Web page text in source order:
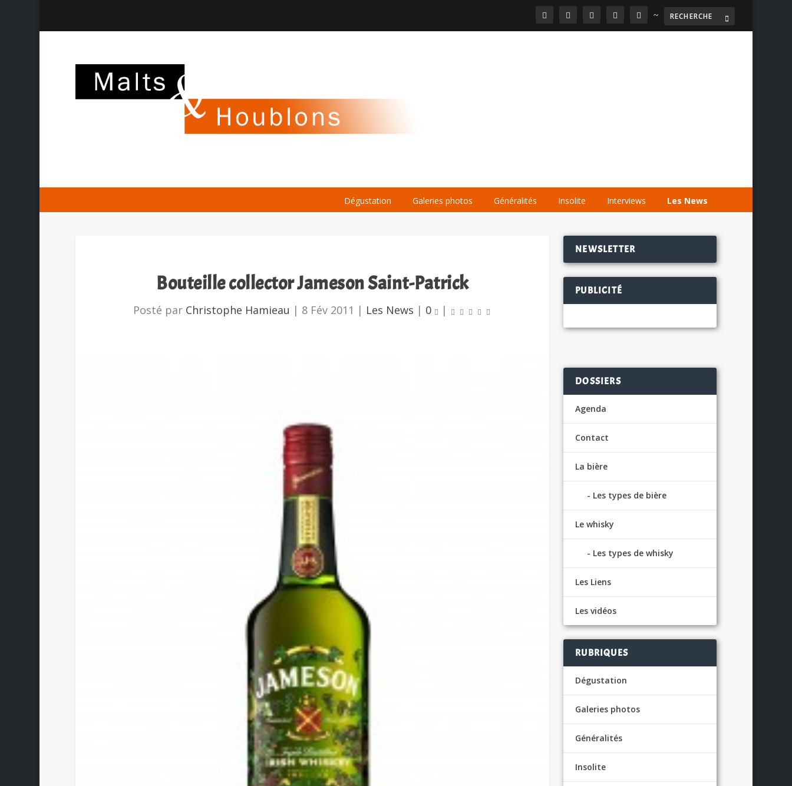
~
Dégustation Galeries photos Généralités Insolite Interviews Les News
Bouteille collector Jameson Saint-Patrick
Posté par Christophe Hamieau | 8 Fév 2011 | Les News | 0 |
NEWSLETTER
PUBLICITÉ
DOSSIERS
Agenda
Contact
La bière
Les types de bière
Le whisky
Les types de whisky
Les Liens
Les vidéos
RUBRIQUES
Dégustation
Galeries photos
Généralités
Insolite